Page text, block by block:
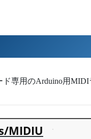
ド専用のArduino用
MIDIU